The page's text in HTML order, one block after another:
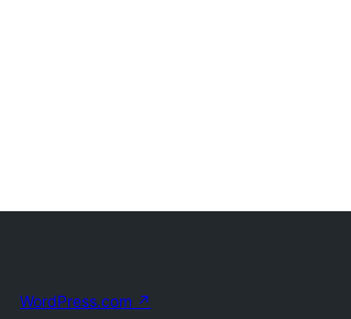
WordPress.com ↗